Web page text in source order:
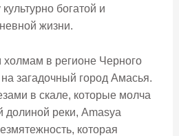
богатой и
жизни.
в регионе Черного
загадочный город Амасья.
в скале, которые молча
долиной реки, Amasya
которая